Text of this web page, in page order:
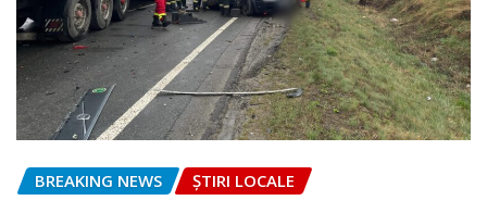
BREAKING NEWS ȘTIRI LOCALE